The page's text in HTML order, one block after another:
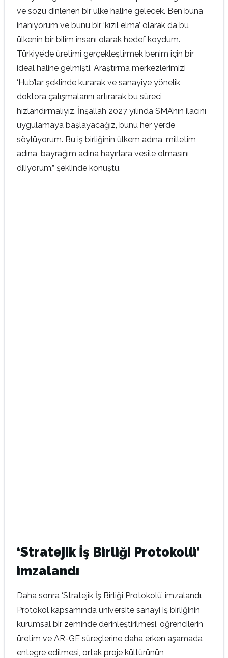
ve sözü dinlenen bir ülke haline gelecek. Ben buna
inanıyorum ve bunu bir ‘kızıl elma’ olarak da bu
ülkenin bir bilim insanı olarak hedef koydum.
Türkiye’de üretimi gerçekleştirmek benim için bir
ideal haline gelmişti. Araştırma merkezlerimizi
‘Hub’lar şeklinde kurarak ve sanayiye yönelik
doktora çalışmalarını artırarak bu süreci
hızlandırmalıyız. İnşallah 2027 yılında SMA’nın ilacını
uygulamaya başlayacağız, bunu her yerde
söylüyorum. Bu iş birliğinin ülkem adına, milletim
adına, bayrağım adına hayırlara vesile olmasını
diliyorum.” şeklinde konuştu.
‘Stratejik İş Birliği Protokolü’
imzalandı
Daha sonra ‘Stratejik İş Birliği Protokolü’ imzalandı.
Protokol kapsamında üniversite sanayi iş birliğinin
kurumsal bir zeminde derinleştirilmesi, öğrencilerin
üretim ve AR-GE süreçlerine daha erken aşamada
entegre edilmesi, ortak proje kültürünün